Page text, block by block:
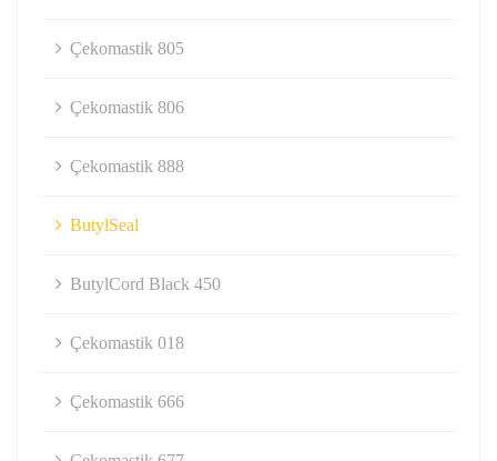
Çekomastik 805
Çekomastik 806
Çekomastik 888
ButylSeal
ButylCord Black 450
Çekomastik 018
Çekomastik 666